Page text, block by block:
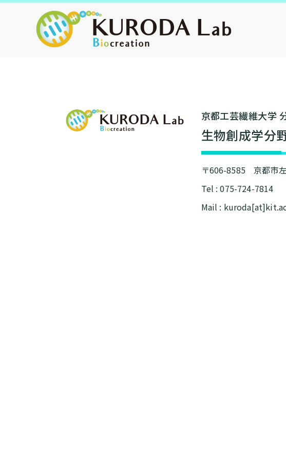
京都⼯芸繊維⼤学
⽣物創成学分
〒606-8585 京都市
Tel : 075-724-7814
Mail :